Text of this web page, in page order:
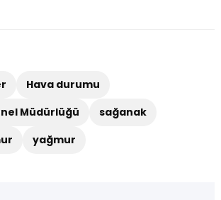
Hava durumu
Müdürlüğü
sağanak
yağmur